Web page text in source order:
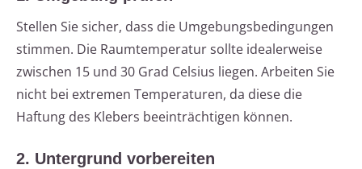
Stellen Sie sicher, dass die Umgebungsbedingungen
stimmen. Die Raumtemperatur sollte idealerweise
zwischen 15 und 30 Grad Celsius liegen. Arbeiten Sie
nicht bei extremen Temperaturen, da diese die
Haftung des Klebers beeinträchtigen können.
2. Untergrund vorbereiten